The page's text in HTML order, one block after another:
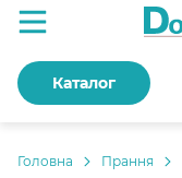
Каталог
Головнa Прання